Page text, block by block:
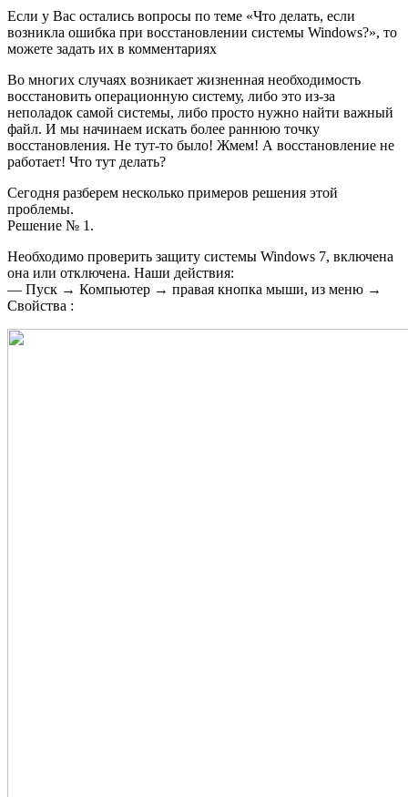
Если у Вас остались вопросы по теме «Что делать, если
возникла ошибка при восстановлении системы Windows?», то
можете задать их в комментариях
Во многих случаях возникает жизненная необходимость
восстановить операционную систему, либо это из-за
неполадок самой системы, либо просто нужно найти важный
файл. И мы начинаем искать более раннюю точку
восстановления. Не тут-то было! Жмем! А восстановление не
работает! Что тут делать?
Сегодня разберем несколько примеров решения этой
проблемы.
Решение № 1.
Необходимо проверить защиту системы Windows 7, включена
она или отключена. Наши действия:
— Пуск → Компьютер → правая кнопка мыши, из меню →
Свойства :